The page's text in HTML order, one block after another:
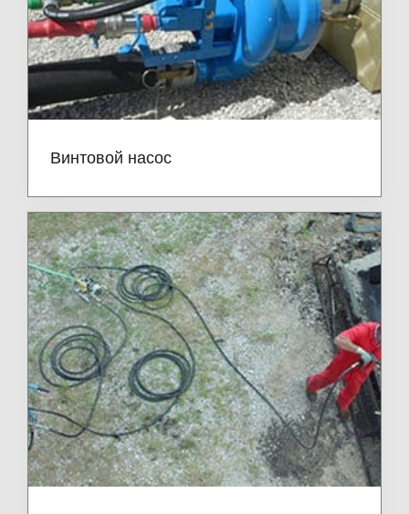
Винтовой насос